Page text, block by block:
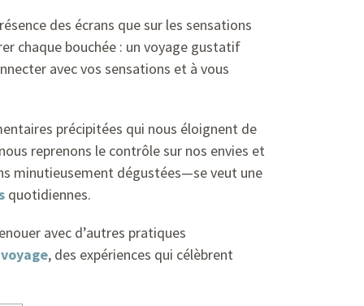
des écrans que sur les sensations
chaque bouchée : un voyage gustatif
avec vos sensations et à vous
précipitées qui nous éloignent de
reprenons le contrôle sur nos envies et
minutieusement dégustées—se veut une
quotidiennes.
avec d’autres pratiques
, des expériences qui célèbrent